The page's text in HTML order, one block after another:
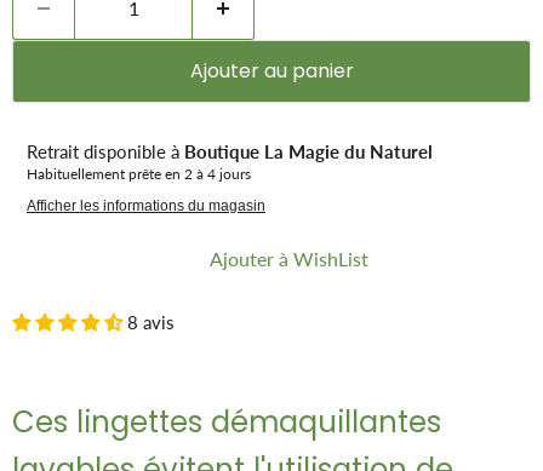
Ajouter au panier
Retrait disponible à Boutique La Magie du Naturel
Habituellement prête en 2 à 4 jours
Afficher les informations du magasin
Ajouter à WishList
8 avis
Ces lingettes démaquillantes